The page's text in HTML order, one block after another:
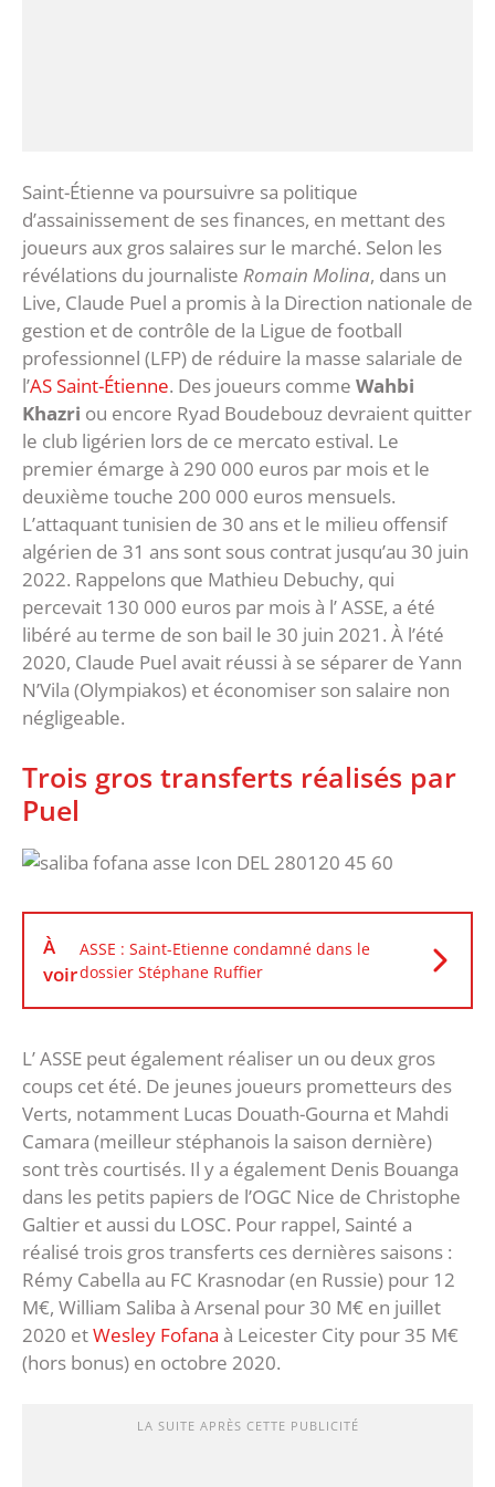
Saint-Étienne va poursuivre sa politique
d’assainissement de ses finances, en mettant des
joueurs aux gros salaires sur le marché. Selon les
révélations du journaliste Romain Molina, dans un
Live, Claude Puel a promis à la Direction nationale de
gestion et de contrôle de la Ligue de football
professionnel (LFP) de réduire la masse salariale de
l’AS Saint-Étienne. Des joueurs comme Wahbi
Khazri ou encore Ryad Boudebouz devraient quitter
le club ligérien lors de ce mercato estival. Le
premier émarge à 290 000 euros par mois et le
deuxième touche 200 000 euros mensuels.
L’attaquant tunisien de 30 ans et le milieu offensif
algérien de 31 ans sont sous contrat jusqu’au 30 juin
2022. Rappelons que Mathieu Debuchy, qui
percevait 130 000 euros par mois à l’ ASSE, a été
libéré au terme de son bail le 30 juin 2021. À l’été
2020, Claude Puel avait réussi à se séparer de Yann
N’Vila (Olympiakos) et économiser son salaire non
négligeable.
Trois gros transferts réalisés par
Puel
À
voir
ASSE : Saint-Etienne condamné dans le
dossier Stéphane Ruffier
L’ ASSE peut également réaliser un ou deux gros
coups cet été. De jeunes joueurs prometteurs des
Verts, notamment Lucas Douath-Gourna et Mahdi
Camara (meilleur stéphanois la saison dernière)
sont très courtisés. Il y a également Denis Bouanga
dans les petits papiers de l’OGC Nice de Christophe
Galtier et aussi du LOSC. Pour rappel, Sainté a
réalisé trois gros transferts ces dernières saisons :
Rémy Cabella au FC Krasnodar (en Russie) pour 12
M€, William Saliba à Arsenal pour 30 M€ en juillet
2020 etWesley Fofana à Leicester City pour 35 M€
(hors bonus) en octobre 2020.
LA SUITE APRÈS CETTE PUBLICITÉ